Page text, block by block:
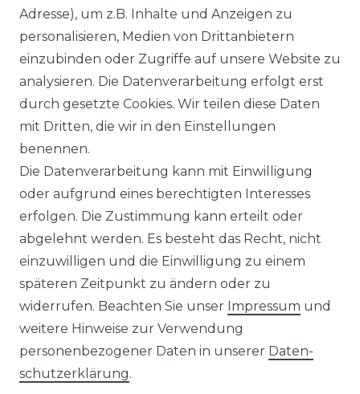
☛ TOP Marken – TOP Qualität
☞ Fachhändler mit Beratung
☛ Über 30.000 Top Bewertungen
☞ Mehr als 200.000 Produkte am Lager
Impressum Daten­schutz­erklärung
Adresse), um z.B. Inhalte und Anzeigen zu
personalisieren, Medien von Drittanbietern
einzubinden oder Zugriffe auf unsere Website zu
analysieren. Die Datenverarbeitung erfolgt erst
durch gesetzte Cookies. Wir teilen diese Daten
mit Dritten, die wir in den Einstellungen
benennen.
Die Datenverarbeitung kann mit Einwilligung
oder aufgrund eines berechtigten Interesses
erfolgen. Die Zustimmung kann erteilt oder
abgelehnt werden. Es besteht das Recht, nicht
einzuwilligen und die Einwilligung zu einem
späteren Zeitpunkt zu ändern oder zu
widerrufen. Beachten Sie unser Impressum und
weitere Hinweise zur Verwendung
personenbezogener Daten in unserer Daten­
schutz­erklärung.